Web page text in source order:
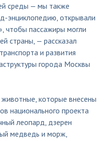
среды — мы также
энциклопедию, открывали
чтобы пассажиры могли
страны, — рассказал
и развития
города Москвы
которые внесены
национального проекта
леопард, дзерен
медведь и морж,